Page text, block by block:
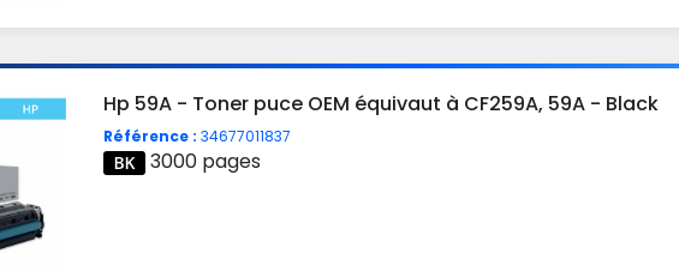
Hp 59A - Toner puce OEM équivaut à CF259A, 59A - Black
Référence : 34677011837
3000 pages